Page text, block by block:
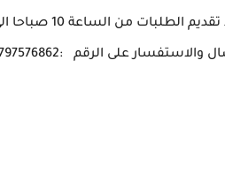
الطلبات من الساعة 10 صباحا الى 12 ظهرا
والاستفسار على الرقم   :0797576862